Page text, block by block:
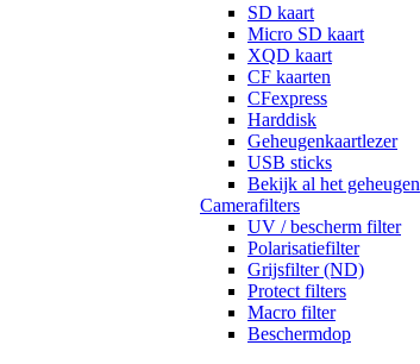
SD kaart
Micro SD kaart
XQD kaart
CF kaarten
CFexpress
Harddisk
Geheugenkaartlezer
USB sticks
Bekijk al het geheugen
Camerafilters
UV / bescherm filter
Polarisatiefilter
Grijsfilter (ND)
Protect filters
Macro filter
Beschermdop